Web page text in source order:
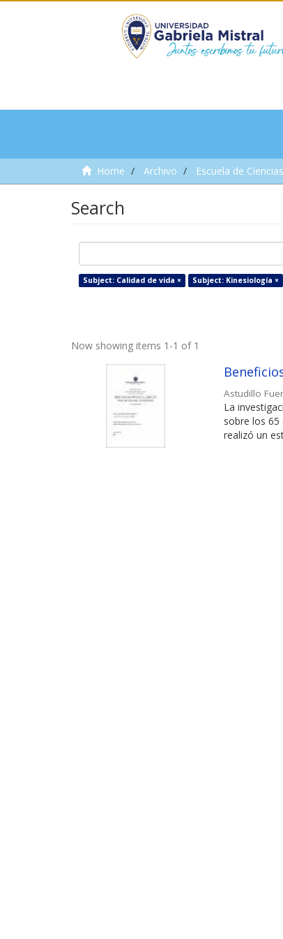
Home Archivo Escuela de
Search
Subject: Calidad de vida × Subject: Kinesiología ×
Now showing items 1-1 of 1
Astudillo
La
sobre los 65
realizó un